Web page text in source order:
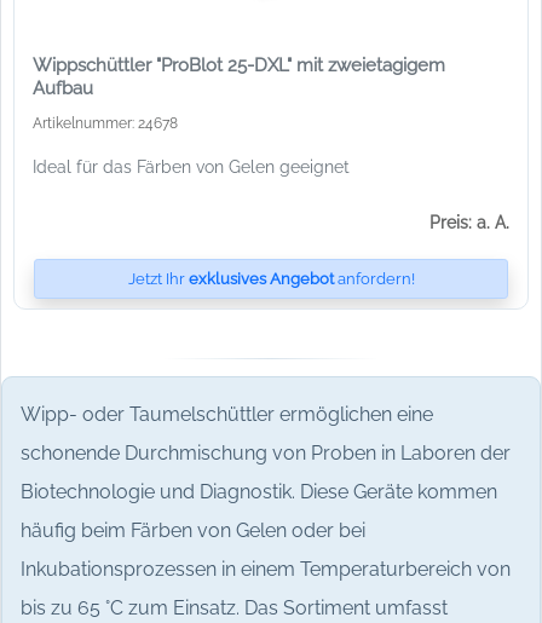
Wipp- oder Taumelschüttler ermöglichen eine
schonende Durchmischung von Proben in Laboren der
Biotechnologie und Diagnostik. Diese Geräte kommen
häufig beim Färben von Gelen oder bei
Inkubationsprozessen in einem Temperaturbereich von
bis zu 65 °C zum Einsatz. Das Sortiment umfasst
Wippschüttler "ProBlot 25-DXL" mit zweietagigem
Aufbau
Artikelnummer: 24678
Ideal für das Färben von Gelen geeignet
Preis: a. A.
Jetzt Ihr exklusives Angebotanfordern!